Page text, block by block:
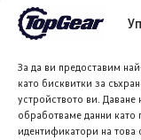
За да ви предоставим
като бисквитки за
устройството ви. Даване
обработваме данни като
идентификатори на това
зад волана. На
спортната им
други луксозни
отговори с
от компанията